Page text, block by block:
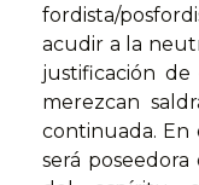
fordista/
acudir a la
justificación de
merezcan
continuada. En
será